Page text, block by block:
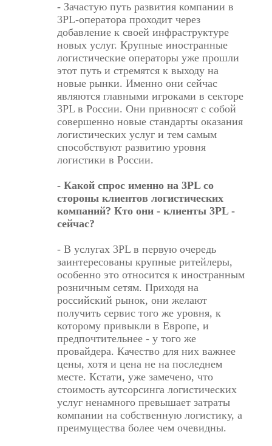
- Зачастую путь развития компании в
3PL-оператора проходит через
добавление к своей инфраструктуре
новых услуг. Крупные иностранные
логистические операторы уже прошли
этот путь и стремятся к выходу на
новые рынки. Именно они сейчас
являются главными игроками в секторе
3PL в России. Они привносят с собой
совершенно новые стандарты оказания
логистических услуг и тем самым
способствуют развитию уровня
логистики в России.
- Какой спрос именно на 3PL со
стороны клиентов логистических
компаний? Кто они - клиенты 3PL -
сейчас?
- В услугах 3PL в первую очередь
заинтересованы крупные ритейлеры,
особенно это относится к иностранным
розничным сетям. Приходя на
российский рынок, они желают
получить сервис того же уровня, к
которому привыкли в Европе, и
предпочтительнее - у того же
провайдера. Качество для них важнее
цены, хотя и цена не на последнем
месте. Кстати, уже замечено, что
стоимость аутсорсинга логистических
услуг ненамного превышает затраты
компании на собственную логистику, а
преимущества более чем очевидны.